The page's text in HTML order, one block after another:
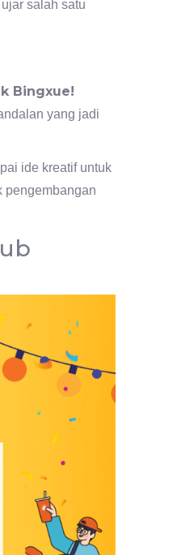
salah satu
Bingxue!
yang jadi
ide kreatif untuk
pengembangan